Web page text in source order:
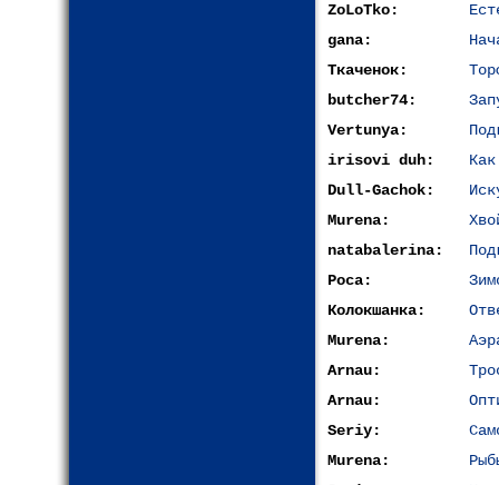
ZoLoTko:
gana:
Ткаченок:
butcher74:
Vertunya:
irisovi duh:
Dull-Gachok:
Murena:
natabalerina:
Роса:
Колокшанка:
Murena:
Arnau:
Arnau:
Seriy:
Murena: